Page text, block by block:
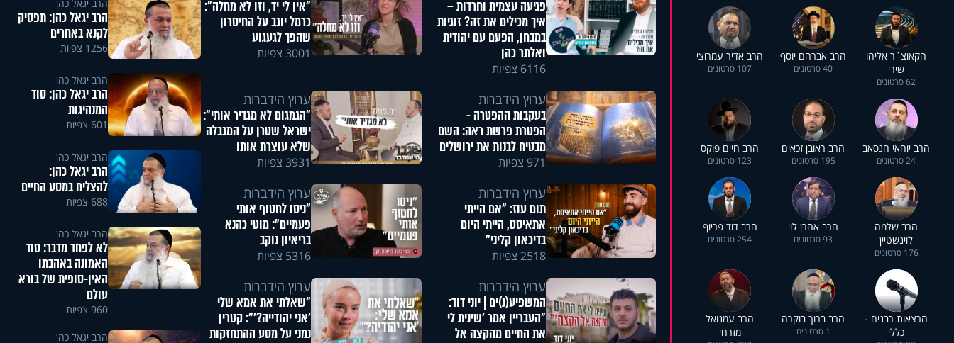
הקאוצ`ר אליהו
שירי
62 סרטונים
הרב אברהם יוסף
40 סרטונים
הרב אדיר עמרוצי
107 סרטונים
הרב יוחאי חנסאב
24 סרטונים
הרב ראובן זכאים
195 סרטונים
הרב חיים פוקס
123 סרטונים
הרב שלמה
לוינשטיין
176 סרטונים
הרב אהרן לוי
93 סרטונים
הרב דוד פריוף
254 סרטונים
הרצאות רבנים -
כללי
הרב ברוך בוקרה
1 סרטונים
הרב עמנואל
מזרחי
פגיעה עצמית וחרדות –
איך מכילים את זה? זוגיות
במבחן, הפעם עם יהודית
ואלתר כהן
6116 צפיות
"אין לי יד, וזו לא מחלה":
כרמל יוגב על החיסרון
שהפך לגעגוע
3001 צפיות
ערוץ הידברות
בעקבות ההפטרה -
הפטרת פרשת ראה: השם
מבטיח לבנות את ירושלים
971 צפיות
ערוץ הידברות
"הגמגום לא מגדיר אותי":
ישראל שטרן על המגבלה
שלא עוצרת אותו
3931 צפיות
ערוץ הידברות
תום עוז: "אם הייתי
אתאיסט, הייתי היום
בדיכאון קליני"
2518 צפיות
ערוץ הידברות
"ניסו לחטוף אותי
פעמיים": מוטי כהנא
בריאיון נוקב
5316 צפיות
ערוץ הידברות
המשפיע(נ)ים | יוני דוד:
"העבריין אמר 'שינית לי
את החיים מהקצה אל
ערוץ הידברות
"שאלתי את אמא שלי
'אני יהודייה?'": קטרין
נמני על מסע ההתחזקות
הרב יגאל כהן
הרב יגאל כהן: תפסיק
לקנא באחרים
1256 צפיות
הרב יגאל כהן
​הרב יגאל כהן: סוד
המנהיגות
601 צפיות
הרב יגאל כהן
הרב יגאל כהן:
להצליח במסע החיים
688 צפיות
הרב יגאל כהן
לא לפחד מדבר: סוד
האמונה באהבתו
האין-סופית של בורא
עולם
960 צפיות
הרב יגאל כהן